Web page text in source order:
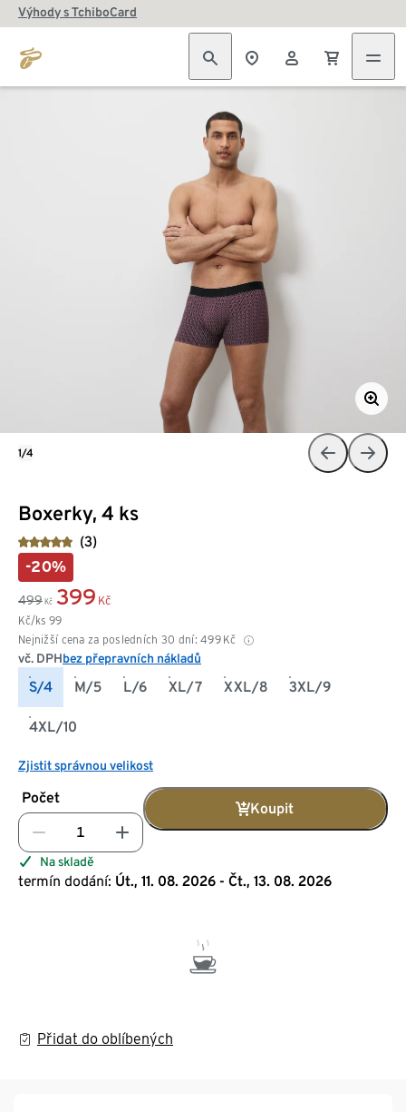
Výhody s TchiboCard
Boxerky, 4 ks
(3)
-20%
499 Kč 399 Kč
Kč/ks 99
Nejnižší cena za posledních 30 dní: 499 Kč
vč. DPHbez přepravních nákladů
S/4 M/5 L/6 XL/7 XXL/8 3XL/9
4XL/10
Zjistit správnou velikost
Počet
Koupit
Na skladě
termín dodání: Út., 11. 08. 2026 - Čt., 13. 08. 2026
Přidat do oblíbených
1/4